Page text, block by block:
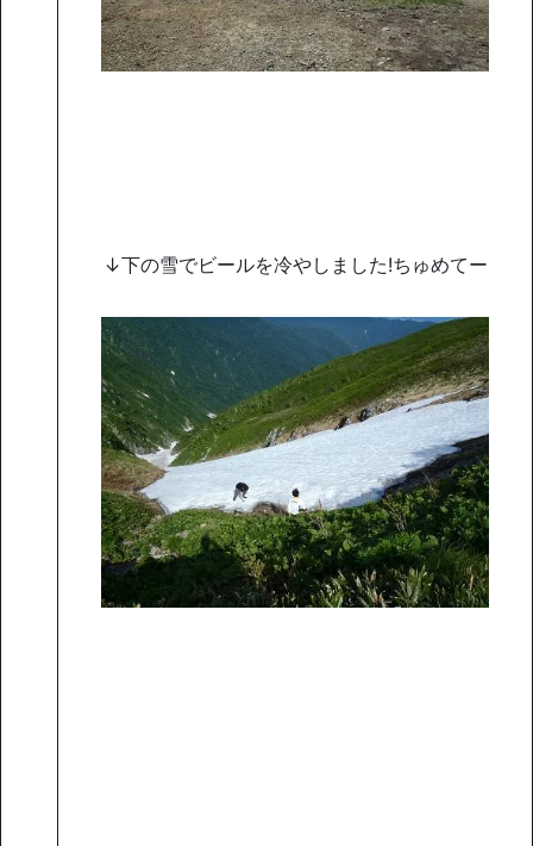
↓下の雪でビールを冷やしました!ちゅめてー